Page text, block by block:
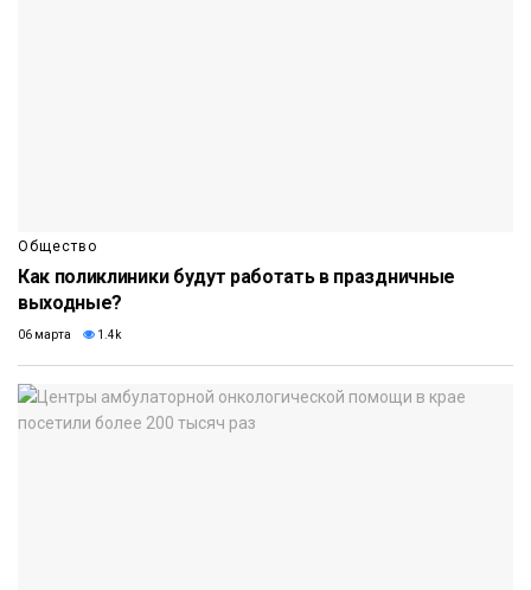
Общество
Как поликлиники будут работать в праздничные
выходные?
06 марта 1.4k